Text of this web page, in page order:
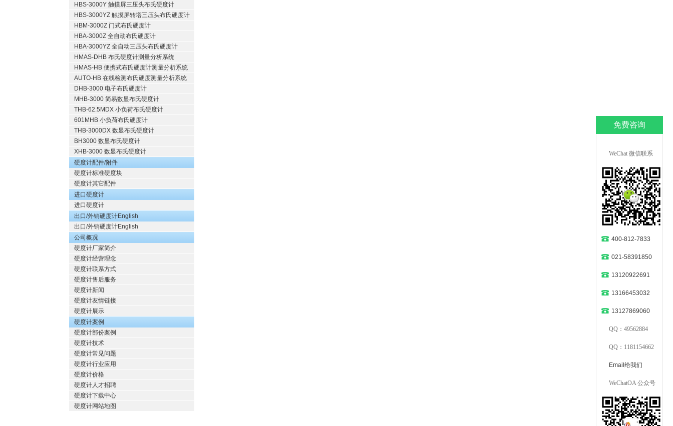
免费咨询
WeChat 微信联系
400-812-7833
021-58391850
13120922691
13166453032
13127869060
QQ：49562884
QQ：1181154662
Email给我们
WeChatOA 公众号
HBS-3000Y 触摸屏三压头布氏硬度计
HBS-3000YZ 触摸屏转塔三压头布氏硬度计
HBM-3000Z 门式布氏硬度计
HBA-3000Z 全自动布氏硬度计
HBA-3000YZ 全自动三压头布氏硬度计
HMAS-DHB 布氏硬度计测量分析系统
HMAS-HB 便携式布氏硬度计测量分析系统
AUTO-HB 在线检测布氏硬度测量分析系统
DHB-3000 电子布氏硬度计
MHB-3000 简易数显布氏硬度计
THB-62.5MDX 小负荷布氏硬度计
601MHB 小负荷布氏硬度计
THB-3000DX 数显布氏硬度计
BH3000 数显布氏硬度计
XHB-3000 数显布氏硬度计
硬度计配件/附件
硬度计标准硬度块
硬度计其它配件
进口硬度计
进口硬度计
出口/外销硬度计English
出口/外销硬度计English
公司概况
硬度计厂家简介
硬度计经营理念
硬度计联系方式
硬度计售后服务
硬度计新闻
硬度计友情链接
硬度计展示
硬度计案例
硬度计部份案例
硬度计技术
硬度计常见问题
硬度计行业应用
硬度计价格
硬度计人才招聘
硬度计下载中心
硬度计网站地图